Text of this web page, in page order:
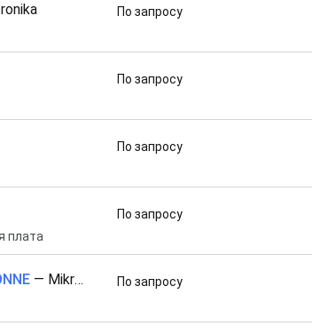
По запросу
По запросу
По запросу
плата
По запросу
— Mikro Elektronika По запросу